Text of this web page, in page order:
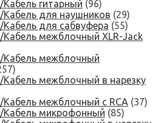
гитарный (96)
для наушников (29)
для сабвуфера (55)
межблочный XLR-Jack
Кабель межблочный
межблочный в нарезку
межблочный с RCA (37)
Кабель микрофонный (85)